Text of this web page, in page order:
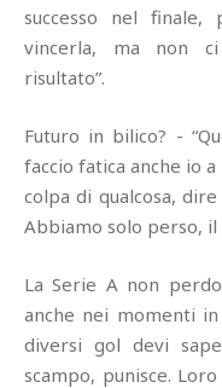
successo nel
vincerla, ma non
risultato”.
Futuro in bilico? -
faccio fatica anche io
colpa di qualcosa,
Abbiamo solo perso,
La Serie A non
anche nei momenti
diversi gol devi
scampo, punisce.